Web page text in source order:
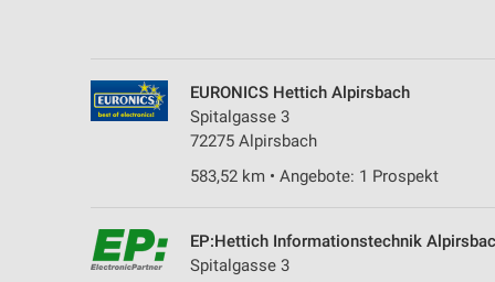
EURONICS Hettich Alpirsbach
Spitalgasse 3
72275 Alpirsbach
583,52 km • Angebote: 1 Prospekt
EP:Hettich Informationstechnik
Spitalgasse 3
Nicht-IAB-Verarbeitungszwecke:
Funktional